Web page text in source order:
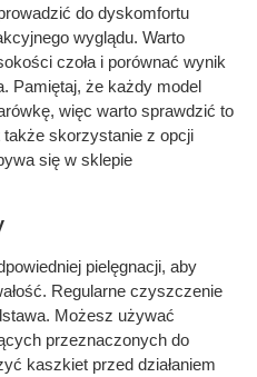
do dyskomfortu
wyglądu. Warto
czoła i porównać wynik
Pamiętaj, że każdy model
więc warto sprawdzić to
skorzystanie z opcji
się w sklepie
pielęgnacji, aby
Regularne czyszczenie
Możesz używać
przeznaczonych do
kaszkiet przed działaniem